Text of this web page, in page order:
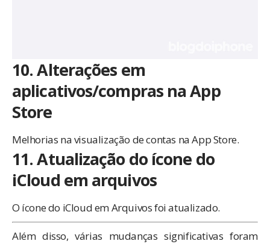
10. Alterações em
aplicativos/compras na App
Store
Melhorias na visualização de contas na App Store.
11. Atualização do ícone do
iCloud em arquivos
O ícone do iCloud em Arquivos foi atualizado.
Além disso, várias mudanças significativas foram